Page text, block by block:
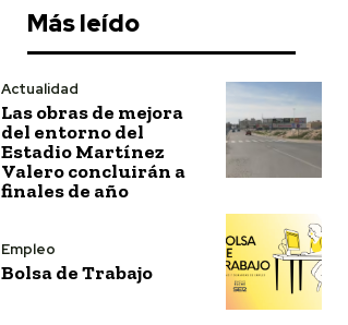
Más leído
Actualidad
Las obras de mejora
del entorno del
Estadio Martínez
Valero concluirán a
finales de año
Empleo
Bolsa de Trabajo